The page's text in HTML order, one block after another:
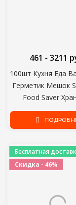
100шт Кухня Еда
Герметик Мешок
Food Saver
Вакуумная
Кухонные
461 - 3211
Бесплатная
Скидка - 46%